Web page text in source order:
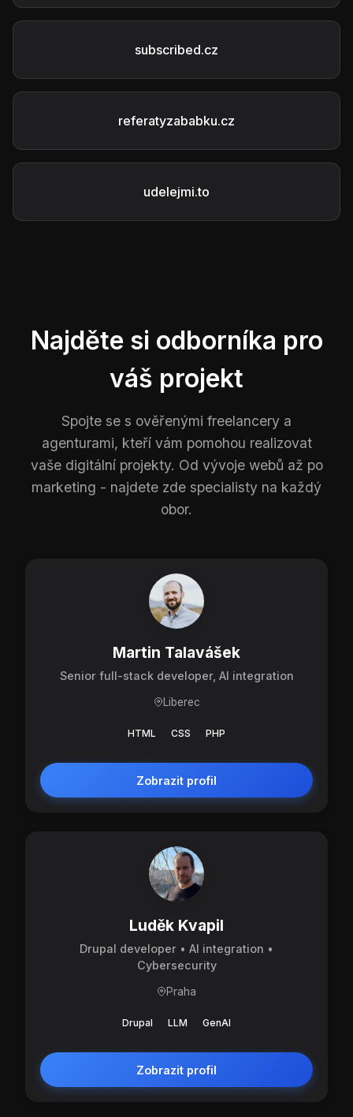
subscribed.cz
referatyzababku.cz
udelejmi.to
Najděte si odborníka pro
váš projekt
Spojte se s ověřenými freelancery a
agenturami, kteří vám pomohou realizovat
vaše digitální projekty. Od vývoje webů až po
marketing - najdete zde specialisty na každý
obor.
Martin Talavášek
Senior full-stack developer, AI integration
Liberec
HTML CSS PHP
Zobrazit profil
Luděk Kvapil
Drupal developer • AI integration •
Cybersecurity
Praha
Drupal LLM GenAI
Zobrazit profil